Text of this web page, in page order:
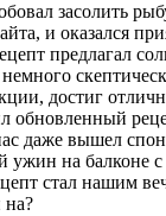
засолить
и оказался
предлагал
достиг
обновленный
даже вышел
ужин на балконе с
стал нашим
на?